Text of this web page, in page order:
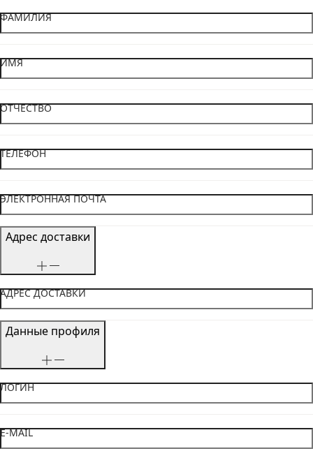
ФАМИЛИЯ
ИМЯ
ОТЧЕСТВО
ТЕЛЕФОН
ЭЛЕКТРОННАЯ ПОЧТА
Адрес доставки
АДРЕС ДОСТАВКИ
Данные профиля
ЛОГИН
E-MAIL